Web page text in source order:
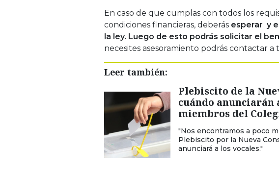
En caso de que cumplas con todos los
condiciones financieras, deberás esperar y
la ley. Luego de esto podrás solicitar el
necesites asesoramiento podrás contactar
Leer también:
Plebiscito de la
cuándo anunciarán
miembros del
"Nos encontramos a poco
Plebiscito por la Nueva
anunciará a los vocales."